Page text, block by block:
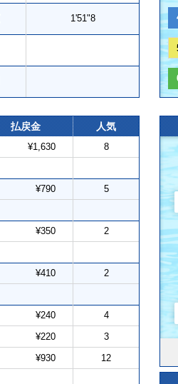
1'51"8
払戻金 人気
¥1,630 8
¥790 5
¥350 2
¥410 2
¥240 4
¥220 3
¥930 12